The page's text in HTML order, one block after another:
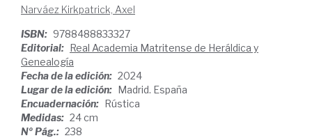
Narváez Kirkpatrick, Axel
ISBN: 9788488833327
Editorial: Real Academia Matritense de Heráldica y
Genealogía
Fecha de la edición: 2024
Lugar de la edición: Madrid. España
Encuadernación: Rústica
Medidas: 24 cm
Nº Pág.: 238